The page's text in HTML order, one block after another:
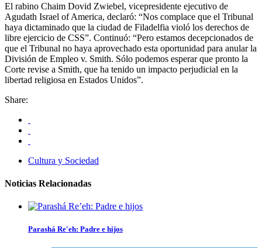
El rabino Chaim Dovid Zwiebel, vicepresidente ejecutivo de
Agudath Israel of America, declaró: “Nos complace que el Tribunal
haya dictaminado que la ciudad de Filadelfia violó los derechos de
libre ejercicio de CSS”. Continuó: “Pero estamos decepcionados de
que el Tribunal no haya aprovechado esta oportunidad para anular la
División de Empleo v. Smith. Sólo podemos esperar que pronto la
Corte revise a Smith, que ha tenido un impacto perjudicial en la
libertad religiosa en Estados Unidos”.
Share:
Cultura y Sociedad
Noticias Relacionadas
Parashá Re'eh: Padre e hijos